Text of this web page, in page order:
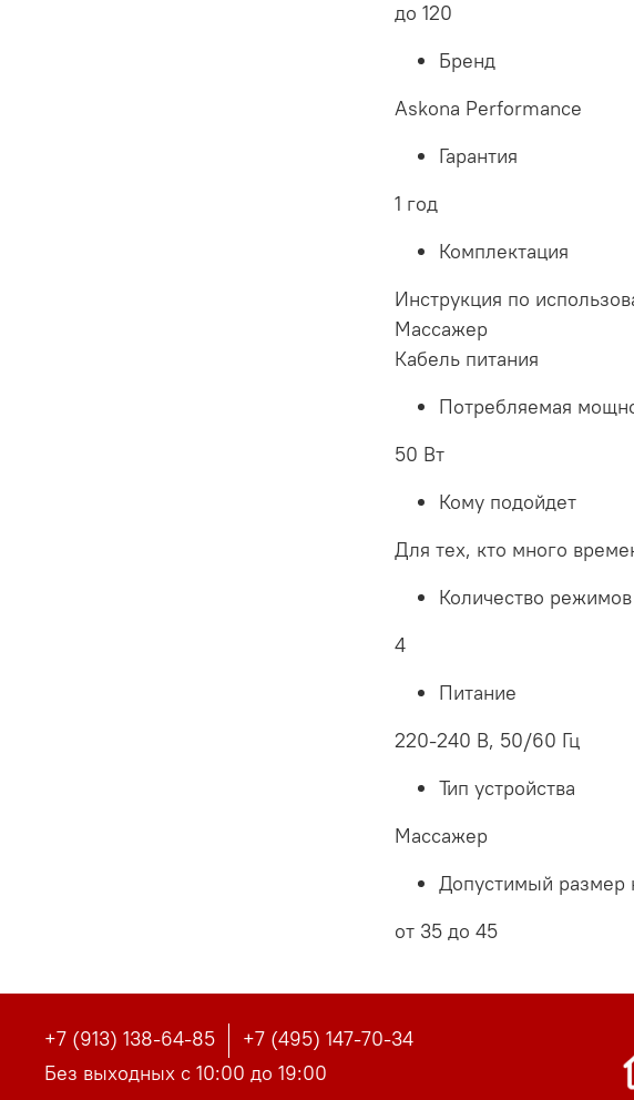
до 120
Бренд
Askona Performance
Гарантия
1 год
Комплектация
Инструкция по
Массажер
Кабель питания
Потребляемая
50 Вт
Кому подойдет
Для тех, кто много
Количество режимов
4
Питание
220-240 В, 50/60 Гц
Тип устройства
Массажер
Допустимый размер
от 35 до 45
+7 (913) 138-64-85
+7 (495) 147-70-34
Без выходных с 10:00 до 19:00